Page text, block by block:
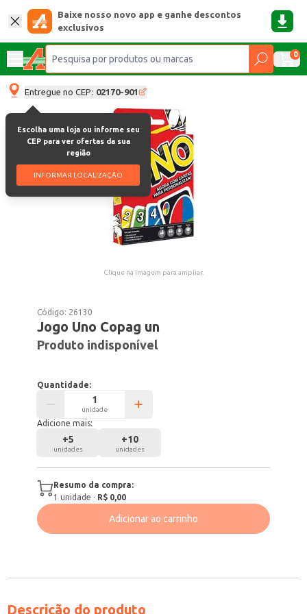
Baixe nosso novo app e ganhe descontos
exclusivos
0
Entregue no CEP: 02170-901
Escolha uma loja ou informe seu
CEP para ver ofertas da sua
região
INFORMAR LOCALIZAÇÃO
Clique na imagem para ampliar.
Código: 26130
Jogo Uno Copag un
Produto indisponível
Quantidade:
unidade
Adicione mais:
+5
unidades
+10
unidades
Resumo da compra:
1 unidade · R$ 0,00
Adicionar ao carrinho
Descrição do produto